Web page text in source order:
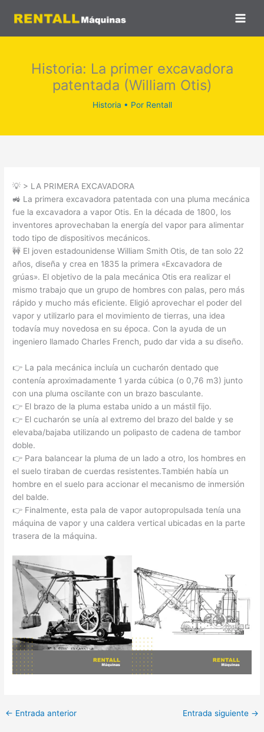
Historia: La primer excavadora
patentada (William Otis)
Historia • Por Rentall
💡 > LA PRIMERA EXCAVADORA
🚜 La primera excavadora patentada con una pluma mecánica
fue la excavadora a vapor Otis. En la década de 1800, los
inventores aprovechaban la energía del vapor para alimentar
todo tipo de dispositivos mecánicos.
🚧 El joven estadounidense William Smith Otis, de tan solo 22
años, diseña y crea en 1835 la primera «Excavadora de
grúas». El objetivo de la pala mecánica Otis era realizar el
mismo trabajo que un grupo de hombres con palas, pero más
rápido y mucho más eficiente. Eligió aprovechar el poder del
vapor y utilizarlo para el movimiento de tierras, una idea
todavía muy novedosa en su época. Con la ayuda de un
ingeniero llamado Charles French, pudo dar vida a su diseño.
👉 La pala mecánica incluía un cucharón dentado que
contenía aproximadamente 1 yarda cúbica (o 0,76 m3) junto
con una pluma oscilante con un brazo basculante.
👉 El brazo de la pluma estaba unido a un mástil fijo.
👉 El cucharón se unía al extremo del brazo del balde y se
elevaba/bajaba utilizando un polipasto de cadena de tambor
doble.
👉 Para balancear la pluma de un lado a otro, los hombres en
el suelo tiraban de cuerdas resistentes.También había un
hombre en el suelo para accionar el mecanismo de inmersión
del balde.
👉 Finalmente, esta pala de vapor autopropulsada tenía una
máquina de vapor y una caldera vertical ubicadas en la parte
trasera de la máquina.
← Entrada anterior Entrada siguiente →